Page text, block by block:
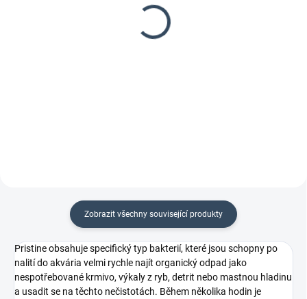
Zobrazit všechny související produkty
Pristine obsahuje specifický typ bakterií, které jsou schopny po
nalití do akvária velmi rychle najít organický odpad jako
nespotřebované krmivo, výkaly z ryb, detrit nebo mastnou hladinu
a usadit se na těchto nečistotách. Během několika hodin je